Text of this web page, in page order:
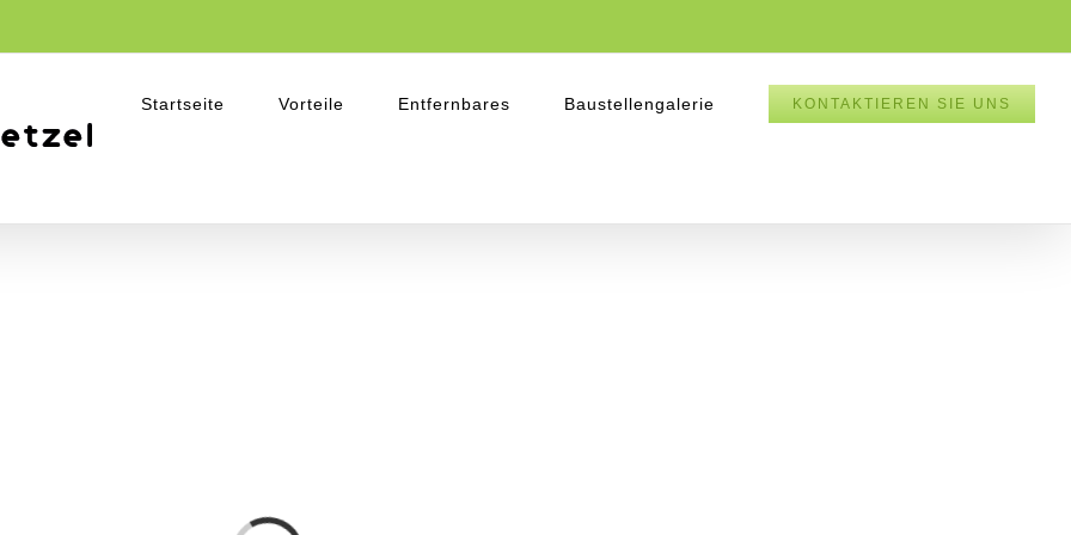
Startseite Vorteile Entfernbares Baustellengalerie KONTAKTIEREN SIE UNS